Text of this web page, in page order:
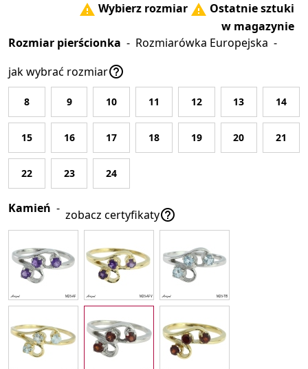
 Wybierz rozmiar  Ostatnie sztuki
w magazynie
Rozmiar pierścionka - Rozmiarówka Europejska -
jak wybrać rozmiar
8 9 10 11 12 13 14
15 16 17 18 19 20 21
22 23 24
Kamień - zobacz certyfikaty